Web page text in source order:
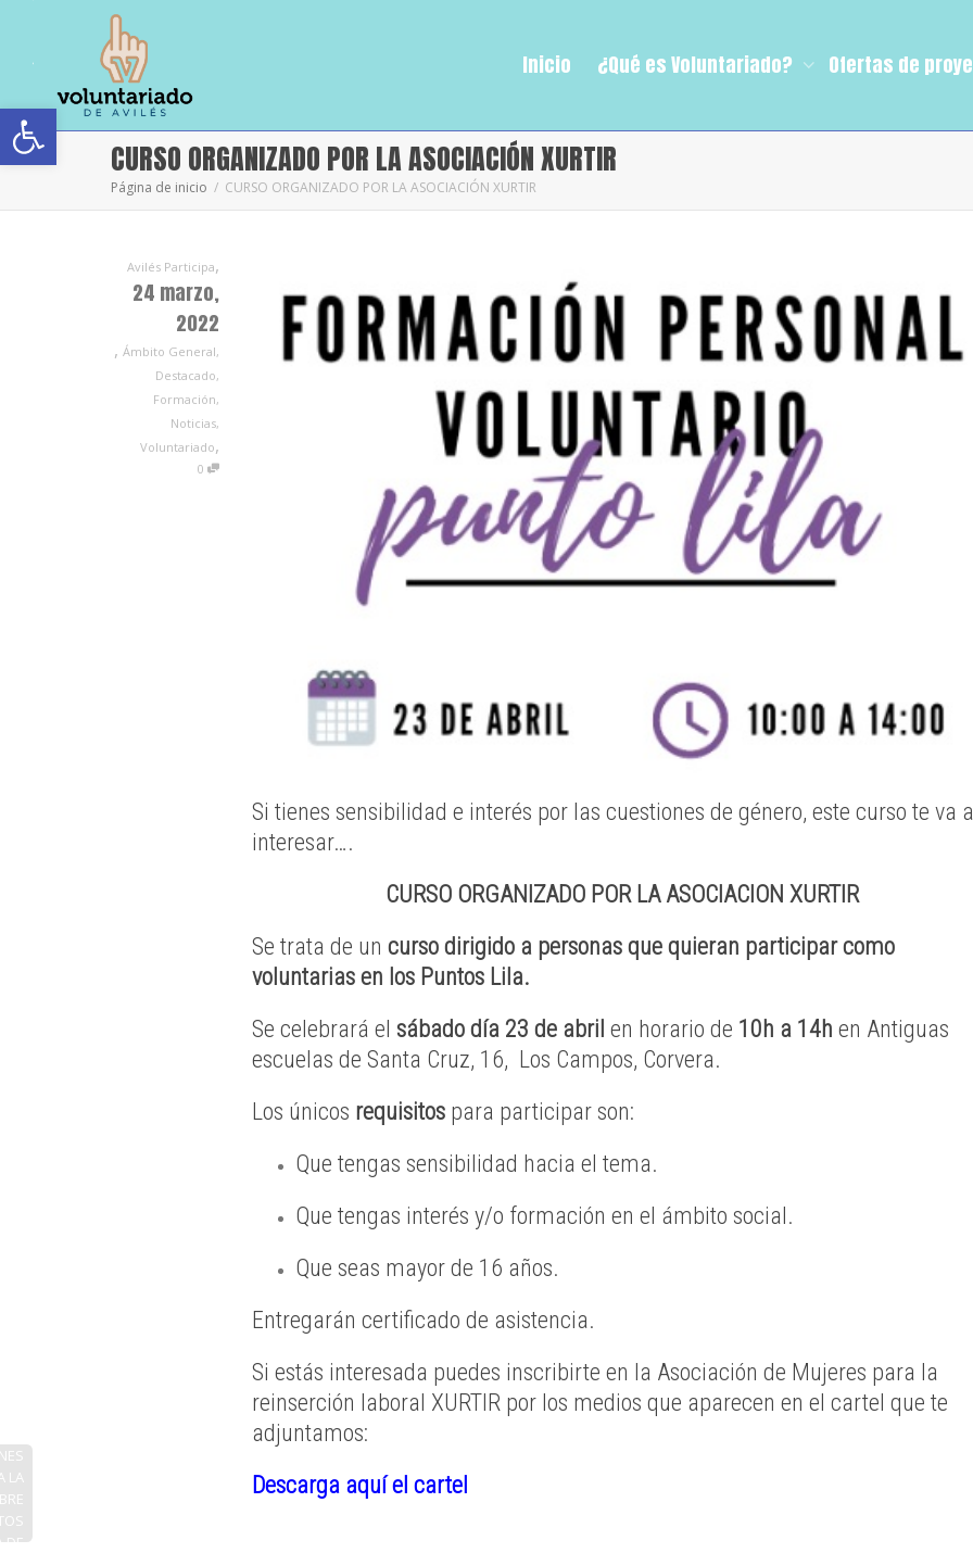
Abrir barra de herramientas
Inicio ¿Qué es Voluntariado? Ofertas de
CURSO ORGANIZADO POR LA ASOCIACIÓN XURTIR
Página de inicio CURSO ORGANIZADO POR LA ASOCIACIÓN XURTIR
Avilés Participa,
24 marzo,
2022
, Ámbito General,
Destacado,
Formación,
Noticias,
Voluntariado,
0
Si tienes sensibilidad e interés por las cuestiones de género, este curso te va a
interesar….
CURSO ORGANIZADO POR LA ASOCIACION XURTIR
Se trata de un curso dirigido a personas que quieran participar como
voluntarias en los Puntos Lila.
Se celebrará el sábado día 23 de abril en horario de 10h a 14h en Antiguas
escuelas de Santa Cruz, 16, Los Campos, Corvera.
Los únicos requisitos para participar son:
Que tengas sensibilidad hacia el tema.
Que tengas interés y/o formación en el ámbito social.
Que seas mayor de 16 años.
Entregarán certificado de asistencia.
Si estás interesada puedes inscribirte en la Asociación de Mujeres para la
reinserción laboral XURTIR por los medios que aparecen en el cartel que te
adjuntamos:
Descarga aquí el cartel
LA
DE